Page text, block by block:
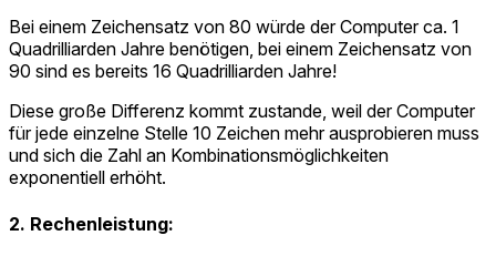
Bei einem Zeichensatz von 80 würde der Computer ca. 1
Quadrilliarden Jahre benötigen, bei einem Zeichensatz von
90 sind es bereits 16 Quadrilliarden Jahre!
Diese große Differenz kommt zustande, weil der Computer
für jede einzelne Stelle 10 Zeichen mehr ausprobieren muss
und sich die Zahl an Kombinationsmöglichkeiten
exponentiell erhöht.
2. Rechenleistung: